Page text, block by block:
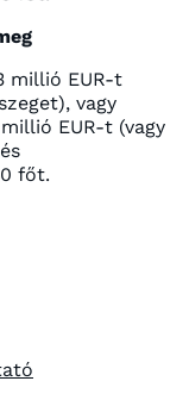
millió EUR-t
vagy
EUR-t (vagy
főt.